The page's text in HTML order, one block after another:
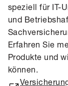
speziell für IT-
und
Erfahren Sie
Produkte und
können.